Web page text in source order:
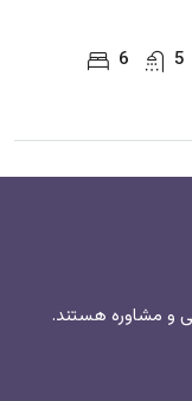
6
5
و مشاوره هستند.